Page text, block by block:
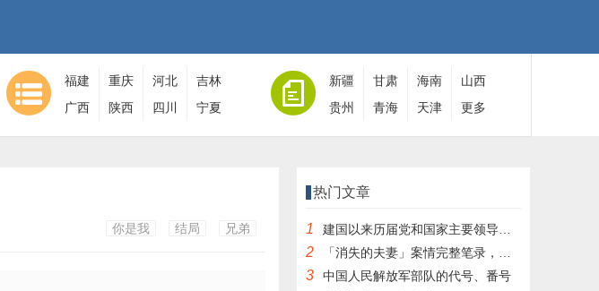
福建 重庆 河北
吉林
广西
陕西 四川 宁夏
新疆 甘肃 海南
山西
贵州
青海 天津 更多
你是我 结局 兄弟
热门文章
1 建国以来历届党和国家主要领导人全名单
2 「消失的夫妻」案情完整笔录，凶手灭绝人性！|杀人狂魔004
3
中国人民解放军部队的代号、番号